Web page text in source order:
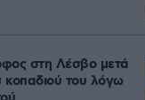
στη Λέσβο μετά
του λόγω